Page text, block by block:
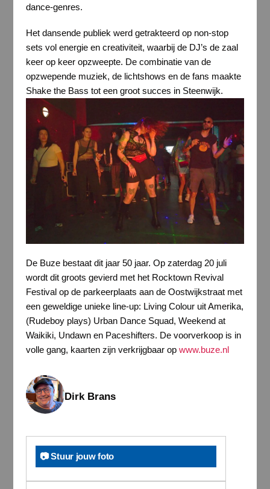
dance-genres.
Het dansende publiek werd getrakteerd op non-stop
sets vol energie en creativiteit, waarbij de DJ’s de zaal
keer op keer opzweepte. De combinatie van de
opzwepende muziek, de lichtshows en de fans maakte
Shake the Bass tot een groot succes in Steenwijk.
De Buze bestaat dit jaar 50 jaar. Op zaterdag 20 juli
wordt dit groots gevierd met het Rocktown Revival
Festival op de parkeerplaats aan de Oostwijkstraat met
een geweldige unieke line-up: Living Colour uit Amerika,
(Rudeboy plays) Urban Dance Squad, Weekend at
Waikiki, Undawn en Paceshifters. De voorverkoop is in
volle gang, kaarten zijn verkrijgbaar op www.buze.nl
Dirk Brans
📷 Stuur jouw foto